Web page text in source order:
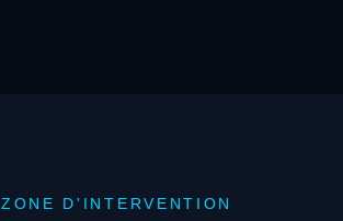
ZONE D'INTERVENTION